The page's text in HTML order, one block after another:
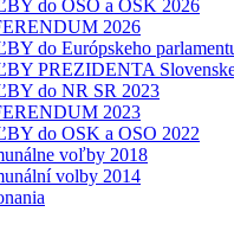
do OSO a OSK 2026
2026
do Európskeho
PREZIDENTA
do NR SR 2023
2023
do OSK a OSO 2022
voľby 2018
volby 2014